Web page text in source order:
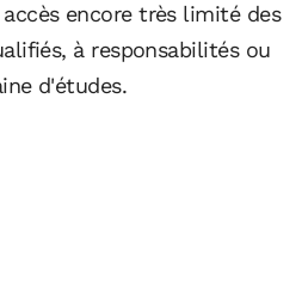
encore très limité des
à responsabilités ou
d'études.